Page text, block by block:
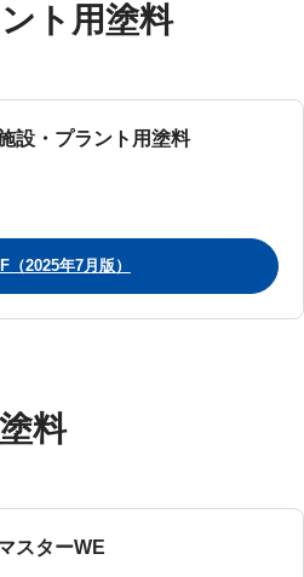
ト用塗料
設・プラント用塗料
（2025年7月版）
料
スターWE